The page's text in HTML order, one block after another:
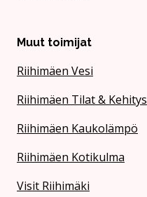
Muut toimijat
Riihimäen Vesi
Riihimäen Tilat & Kehitys
Riihimäen Kaukolämpö
Riihimäen Kotikulma
Visit Riihimäki